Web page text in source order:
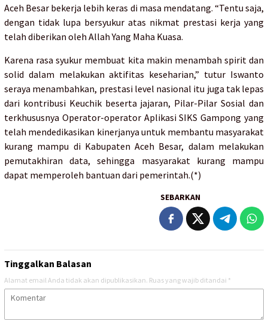
Aceh Besar bekerja lebih keras di masa mendatang. “Tentu saja,
dengan tidak lupa bersyukur atas nikmat prestasi kerja yang
telah diberikan oleh Allah Yang Maha Kuasa.
Karena rasa syukur membuat kita makin menambah spirit dan
solid dalam melakukan aktifitas keseharian,” tutur Iswanto
seraya menambahkan, prestasi level nasional itu juga tak lepas
dari kontribusi Keuchik beserta jajaran, Pilar-Pilar Sosial dan
terkhususnya Operator-operator Aplikasi SIKS Gampong yang
telah mendedikasikan kinerjanya untuk membantu masyarakat
kurang mampu di Kabupaten Aceh Besar, dalam melakukan
pemutakhiran data, sehingga masyarakat kurang mampu
dapat memperoleh bantuan dari pemerintah.(*)
SEBARKAN
Tinggalkan Balasan
Alamat email Anda tidak akan dipublikasikan. Ruas yang wajib ditandai *